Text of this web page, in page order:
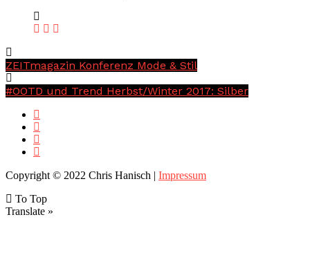
ZEITmagazin Konferenz Mode & Stil
#OOTD und Trend Herbst/Winter 2017: Silber
Copyright © 2022 Chris Hanisch | Impressum
To Top
Translate »